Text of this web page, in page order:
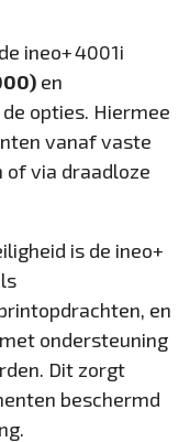
ineo+ 4001i
en
opties. Hiermee
vanaf vaste
of via draadloze
is de ineo+
en
ondersteuning
Dit zorgt
beschermd